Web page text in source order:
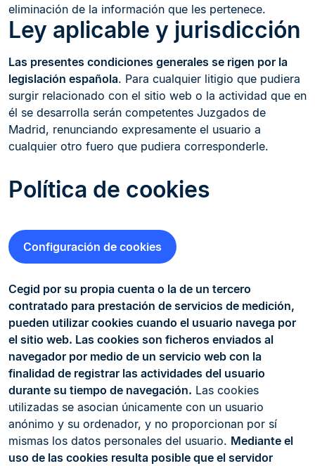
eliminación de la información que les pertenece.
Ley aplicable y jurisdicción
Las presentes condiciones generales se rigen por la
legislación española. Para cualquier litigio que pudiera
surgir relacionado con el sitio web o la actividad que en
él se desarrolla serán competentes Juzgados de
Madrid, renunciando expresamente el usuario a
cualquier otro fuero que pudiera corresponderle.
Política de cookies
Configuración de cookies
Cegid por su propia cuenta o la de un tercero
contratado para prestación de servicios de medición,
pueden utilizar cookies cuando el usuario navega por
el sitio web. Las cookies son ficheros enviados al
navegador por medio de un servicio web con la
finalidad de registrar las actividades del usuario
durante su tiempo de navegación. Las cookies
utilizadas se asocian únicamente con un usuario
anónimo y su ordenador, y no proporcionan por sí
mismas los datos personales del usuario. Mediante el
uso de las cookies resulta posible que el servidor